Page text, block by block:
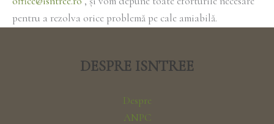
pentru a rezolva orice problemă pe cale amiabilă.
DESPRE ISNTREE
Despre
ANPC